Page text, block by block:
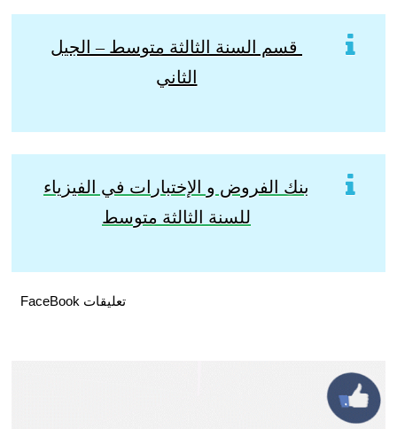
قسم السنة الثالثة متوسط – الجيل
الثاني
بنك الفروض و الإختبارات في الفيزياء
للسنة الثالثة متوسط
تعليقات FaceBook